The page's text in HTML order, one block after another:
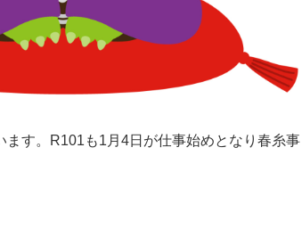
ます。R101も1月4日が仕事始めとなり春糸事